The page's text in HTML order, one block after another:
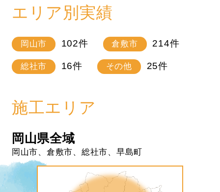
エリア別実績
岡山市 102件 倉敷市 214件
総社市 16件 その他 25件
施工エリア
岡山県全域
岡山市、倉敷市、総社市、早島町